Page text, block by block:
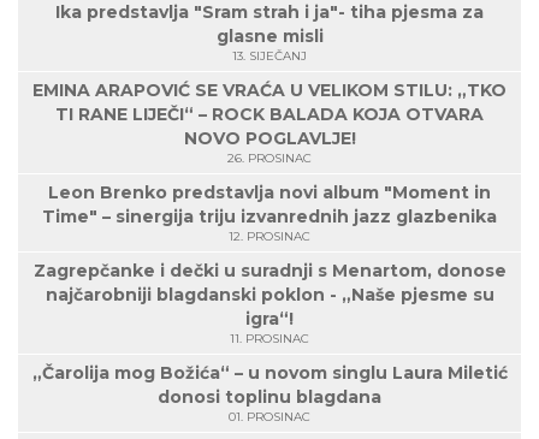
Ika predstavlja "Sram strah i ja"- tiha pjesma za
glasne misli
13. SIJEČANJ
EMINA ARAPOVIĆ SE VRAĆA U VELIKOM STILU: „TKO
TI RANE LIJEČI“ – ROCK BALADA KOJA OTVARA
NOVO POGLAVLJE!
26. PROSINAC
Leon Brenko predstavlja novi album "Moment in
Time" – sinergija triju izvanrednih jazz glazbenika
12. PROSINAC
Zagrepčanke i dečki u suradnji s Menartom, donose
najčarobniji blagdanski poklon - „Naše pjesme su
igra“!
11. PROSINAC
„Čarolija mog Božića“ – u novom singlu Laura Miletić
donosi toplinu blagdana
01. PROSINAC